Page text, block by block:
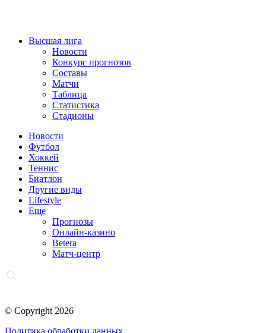
Высшая лига
Новости
Конкурс прогнозов
Составы
Матчи
Таблица
Статистика
Стадионы
Новости
Футбол
Хоккей
Теннис
Биатлон
Другие виды
Lifestyle
Еще
Прогнозы
Онлайн-казино
Betera
Матч-центр
© Copyright 2026
Политика обработки данных